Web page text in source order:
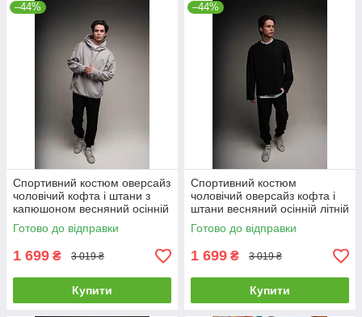
–44%
Спортивний костюм оверсайз
чоловічий кофта і штани з
капюшоном весняний осінній
Dud сірий
Готово до відправки
1 699 ₴ 3 019 ₴
Купити
–44%
Спортивний костюм
чоловічий оверсайз кофта і
штани весняний осінній літній
Dud чорний
Готово до відправки
1 699 ₴ 3 019 ₴
Купити